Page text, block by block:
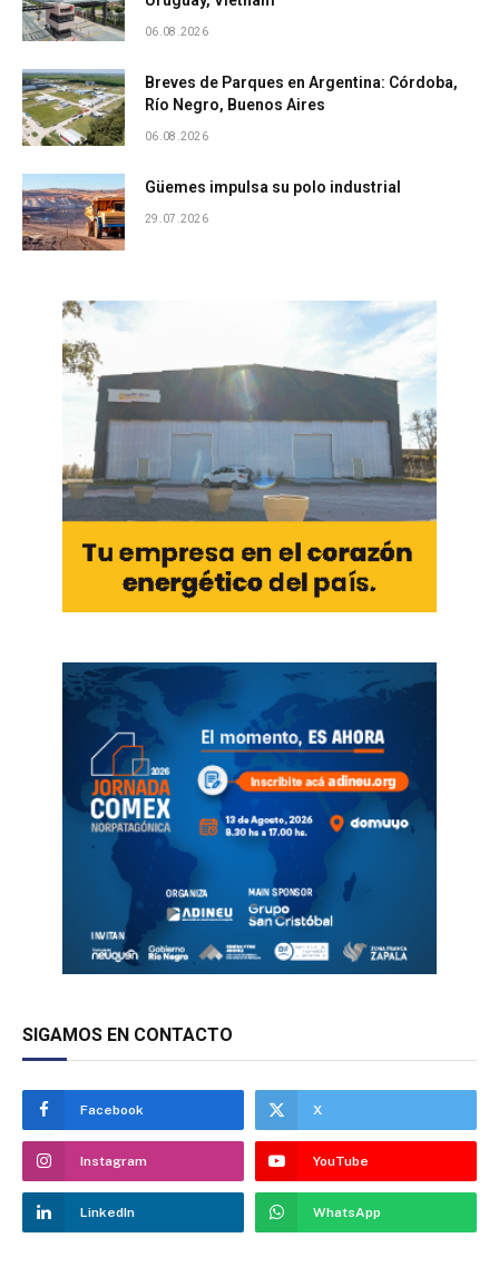
06.08.2026
Breves de Parques en Argentina: Córdoba,
Río Negro, Buenos Aires
06.08.2026
Güemes impulsa su polo industrial
29.07.2026
SIGAMOS EN CONTACTO
Facebook X
Instagram YouTube
LinkedIn WhatsApp